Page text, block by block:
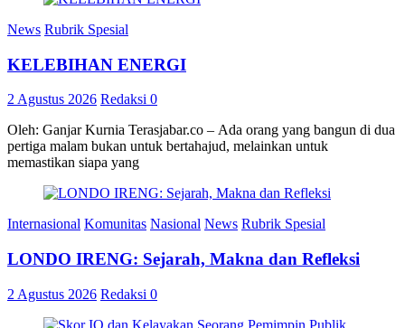
News Rubrik Spesial
KELEBIHAN ENERGI
2 Agustus 2026 Redaksi 0
Oleh: Ganjar Kurnia Terasjabar.co – Ada orang yang bangun di dua
pertiga malam bukan untuk bertahajud, melainkan untuk
memastikan siapa yang
Internasional Komunitas Nasional News Rubrik Spesial
LONDO IRENG: Sejarah, Makna dan Refleksi
2 Agustus 2026 Redaksi 0